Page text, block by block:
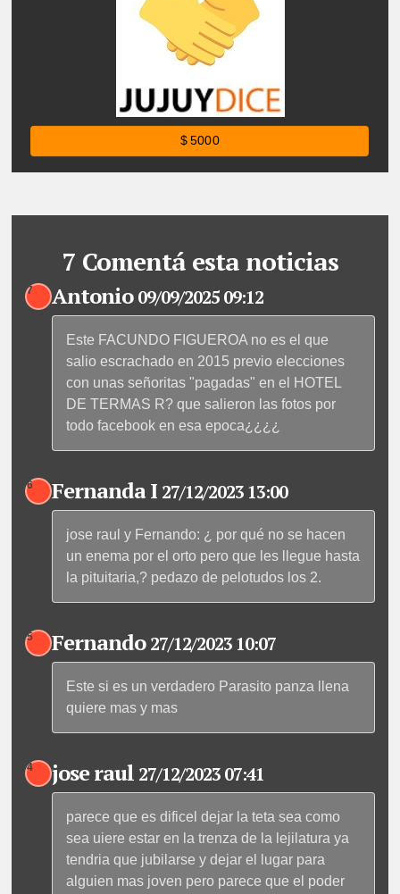
$ 5000
7 Comentá esta noticias
7 Antonio 09/09/2025 09:12
Este FACUNDO FIGUEROA no es el que
salio escrachado en 2015 previo elecciones
con unas señoritas "pagadas" en el HOTEL
DE TERMAS R? que salieron las fotos por
todo facebook en esa epoca¿¿¿¿
6 Fernanda I 27/12/2023 13:00
jose raul y Fernando: ¿ por qué no se hacen
un enema por el orto pero que les llegue hasta
la pituitaria,? pedazo de pelotudos los 2.
5 Fernando 27/12/2023 10:07
Este si es un verdadero Parasito panza llena
quiere mas y mas
4 jose raul 27/12/2023 07:41
parece que es dificel dejar la teta sea como
sea uiere estar en la trenza de la lejilatura ya
tendria que jubilarse y dejar el lugar para
alguien mas joven pero parece que el poder